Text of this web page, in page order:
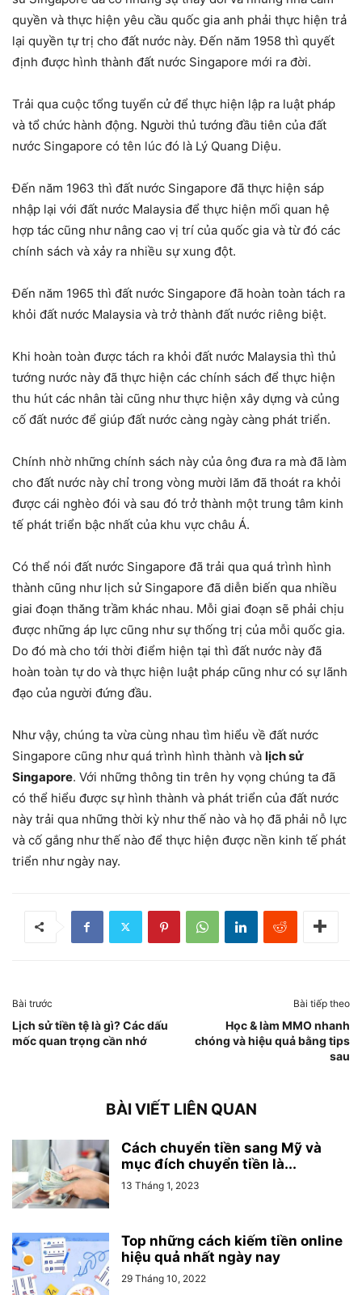
quyền và thực hiện yêu cầu quốc gia anh phải thực hiện trả
lại quyền tự trị cho đất nước này. Đến năm 1958 thì quyết
định được hình thành đất nước Singapore mới ra đời.
Trải qua cuộc tổng tuyển cử để thực hiện lập ra luật pháp
và tổ chức hành động. Người thủ tướng đầu tiên của đất
nước Singapore có tên lúc đó là Lý Quang Diệu.
Đến năm 1963 thì đất nước Singapore đã thực hiện sáp
nhập lại với đất nước Malaysia để thực hiện mối quan hệ
hợp tác cũng như nâng cao vị trí của quốc gia và từ đó các
chính sách và xảy ra nhiều sự xung đột.
Đến năm 1965 thì đất nước Singapore đã hoàn toàn tách ra
khỏi đất nước Malaysia và trở thành đất nước riêng biệt.
Khi hoàn toàn được tách ra khỏi đất nước Malaysia thì thủ
tướng nước này đã thực hiện các chính sách để thực hiện
thu hút các nhân tài cũng như thực hiện xây dựng và củng
cố đất nước để giúp đất nước càng ngày càng phát triển.
Chính nhờ những chính sách này của ông đưa ra mà đã làm
cho đất nước này chỉ trong vòng mười lăm đã thoát ra khỏi
được cái nghèo đói và sau đó trở thành một trung tâm kinh
tế phát triển bậc nhất của khu vực châu Á.
Có thể nói đất nước Singapore đã trải qua quá trình hình
thành cũng như lịch sử Singapore đã diễn biến qua nhiều
giai đoạn thăng trầm khác nhau. Mỗi giai đoạn sẽ phải chịu
được những áp lực cũng như sự thống trị của mỗi quốc gia.
Do đó mà cho tới thời điểm hiện tại thì đất nước này đã
hoàn toàn tự do và thực hiện luật pháp cũng như có sự lãnh
đạo của người đứng đầu.
Như vậy, chúng ta vừa cùng nhau tìm hiểu về đất nước
Singapore cũng như quá trình hình thành và lịch sử
Singapore. Với những thông tin trên hy vọng chúng ta đã
có thể hiểu được sự hình thành và phát triển của đất nước
này trải qua những thời kỳ như thế nào và họ đã phải nỗ lực
và cố gắng như thế nào để thực hiện được nền kinh tế phát
triển như ngày nay.
Bài trước
Lịch sử tiền tệ là gì? Các dấu
mốc quan trọng cần nhớ
Bài tiếp theo
Học & làm MMO nhanh
chóng và hiệu quả bằng tips
sau
BÀI VIẾT LIÊN QUAN
Cách chuyển tiền sang Mỹ và
mục đích chuyển tiền là...
13 Tháng 1, 2023
Top những cách kiếm tiền online
hiệu quả nhất ngày nay
29 Tháng 10, 2022